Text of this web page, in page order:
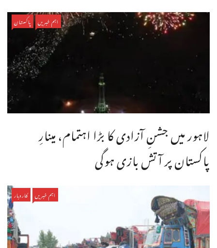
اہم خبریں پاکستان
لاہور میں جشنِ آزادی کا بڑا اہتمام، مینارِ
پاکستان پر آتش بازی ہوگی
اہم خبریں کاروبار